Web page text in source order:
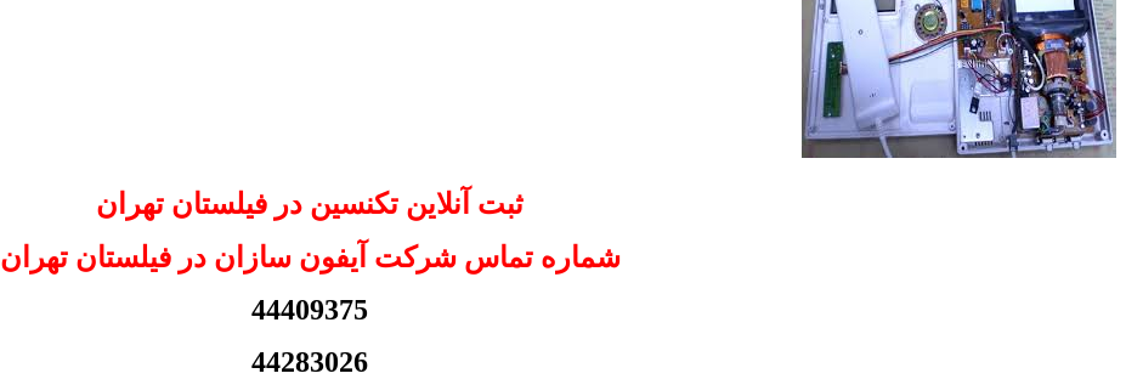
ثبت آنلاین تکنسین در فیلستان تهران
شماره تماس شرکت آیفون سازان در فیلستان تهران
44409375
44283026